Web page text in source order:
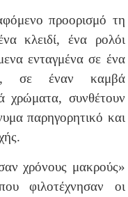
προορισμό τη
κλειδί, ένα ρολόι
ενταγμένα σε ένα
σε έναν καμβά
χρώματα, συνθέτουν
παρηγορητικό και
χρόνους μακρούς»
φιλοτέχνησαν οι